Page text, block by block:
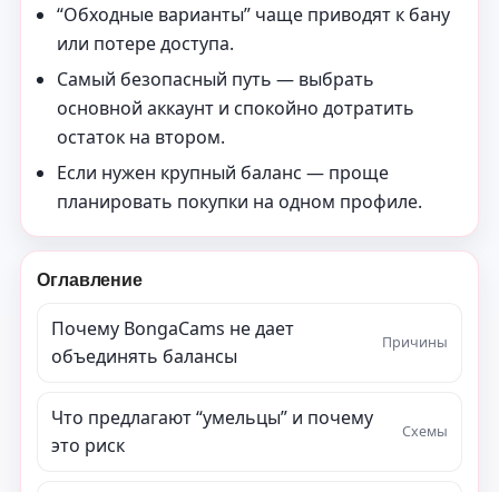
“Обходные варианты” чаще приводят к бану
или потере доступа.
Самый безопасный путь — выбрать
основной аккаунт и спокойно дотратить
остаток на втором.
Если нужен крупный баланс — проще
планировать покупки на одном профиле.
Оглавление
Почему BongaCams не дает
объединять балансы
Причины
Что предлагают “умельцы” и почему
это риск
Схемы